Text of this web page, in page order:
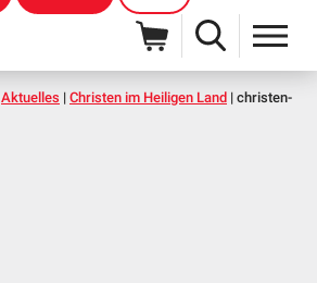
Aktuelles | Christen im Heiligen Land | christen-